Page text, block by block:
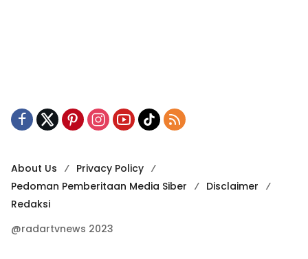
About Us
Privacy Policy
Pedoman Pemberitaan Media Siber
Disclaimer
Redaksi
@radartvnews 2023